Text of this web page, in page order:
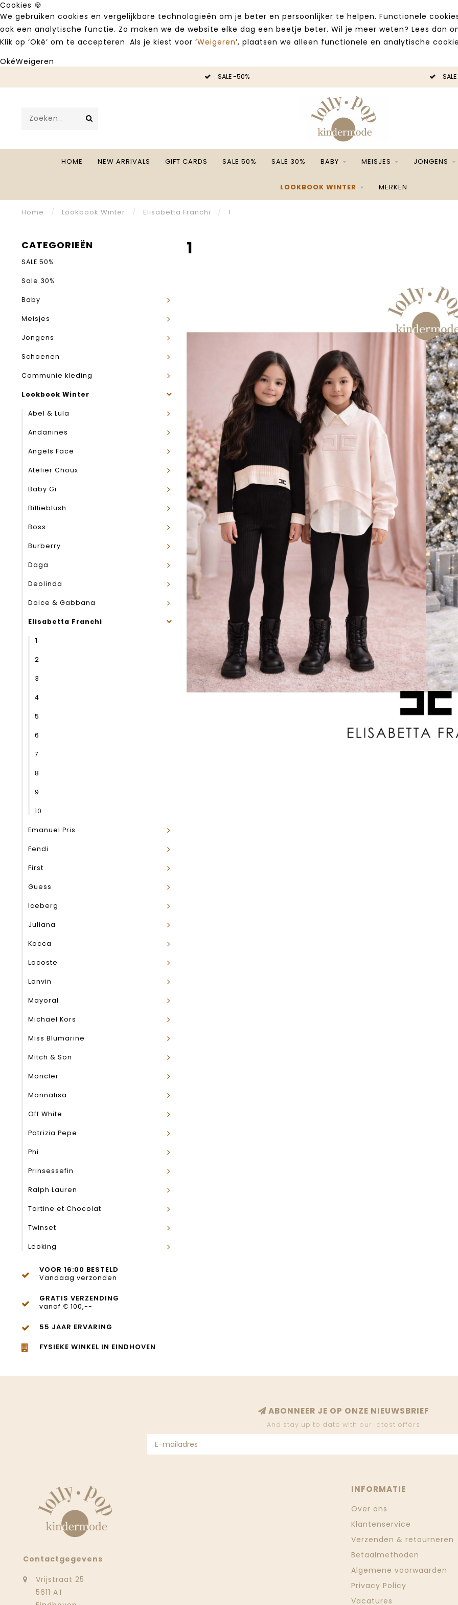
Cookies 🍪
We gebruiken cookies en vergelijkbare technologieën om je beter en persoonlijker te helpen. Functionele
ook een analytische functie. Zo maken we de website elke dag een beetje beter. Wil je meer weten? Lees dan
Klik op ‘Oké’ om te accepteren. Als je kiest voor ‘Weigeren’, plaatsen we alleen functionele en analytische
OkéWeigeren
SALE -50%
HOME NEW ARRIVALS GIFT CARDS SALE 50% SALE 30% BABY MEISJES JONGENS
LOOKBOOK WINTER MERKEN
Home / Lookbook Winter / Elisabetta Franchi / 1
CATEGORIEËN
SALE 50%
Sale 30%
Baby
Meisjes
Jongens
Schoenen
Communie kleding
Lookbook Winter
Abel & Lula
Andanines
Angels Face
Atelier Choux
Baby Gi
Billieblush
Boss
Burberry
Daga
Deolinda
Dolce & Gabbana
Elisabetta Franchi
1
2
3
4
5
6
7
8
9
10
Emanuel Pris
Fendi
First
Guess
Iceberg
Juliana
Kocca
Lacoste
Lanvin
Mayoral
Michael Kors
Miss Blumarine
Mitch & Son
Moncler
Monnalisa
Off White
Patrizia Pepe
Phi
Prinsessefin
Ralph Lauren
Tartine et Chocolat
Twinset
Leoking
VOOR 16:00 BESTELD
Vandaag verzonden
GRATIS VERZENDING
vanaf € 100,--
55 JAAR ERVARING
FYSIEKE WINKEL IN EINDHOVEN
1
ABONNEER JE OP ONZE NIEUWSBRIEF
And stay up to date with our latest offers
Contactgegevens
Vrijstraat 25
5611 AT
INFORMATIE
Over ons
Klantenservice
Verzenden & retourneren
Betaalmethoden
Algemene voorwaarden
Privacy Policy
Vacatures